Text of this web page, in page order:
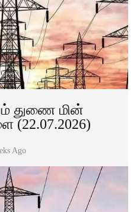
துணை மின்
(22.07.2026)
Ago